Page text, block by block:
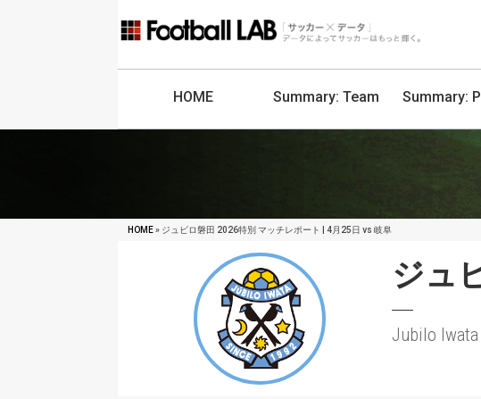
HOME Summary: Team Summary:
HOME» ジュビロ磐田 2026特別 マッチレポート | 4月25日 vs 岐阜
ジュ
Jubilo Iwata